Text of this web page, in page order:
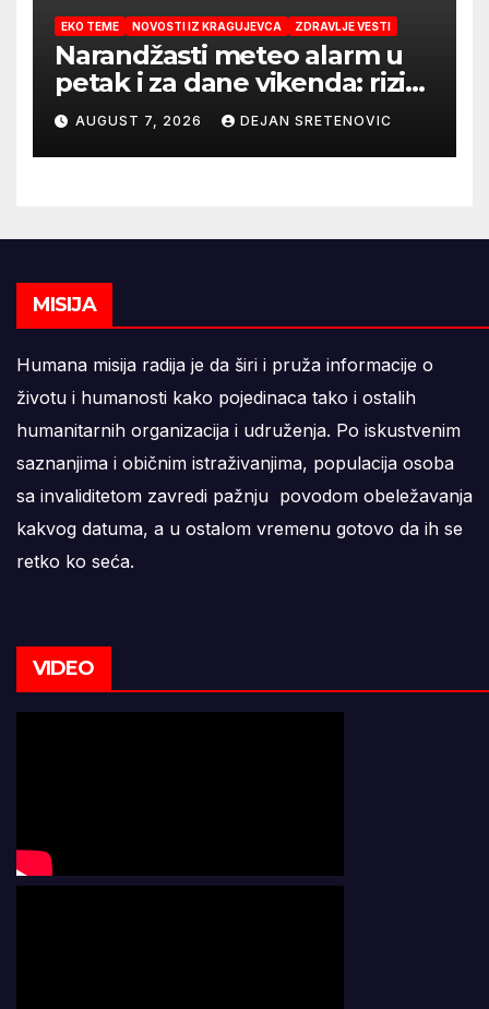
EKO TEME NOVOSTI IZ KRAGUJEVCA ZDRAVLJE VESTI
Narandžasti meteo alarm u
petak i za dane vikenda: rizik
od nastanka i širenja požara
na otvorenom i dalje veoma
visok
AUGUST 7, 2026 DEJAN SRETENOVIC
MISIJA
Humana misija radija je da širi i pruža informacije o
životu i humanosti kako pojedinaca tako i ostalih
humanitarnih organizacija i udruženja. Po iskustvenim
saznanjima i običnim istraživanjima, populacija osoba
sa invaliditetom zavredi pažnju povodom obeležavanja
kakvog datuma, a u ostalom vremenu gotovo da ih se
retko ko seća.
VIDEO